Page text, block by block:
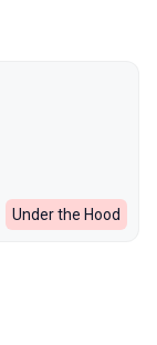
Spring
Under the Hood